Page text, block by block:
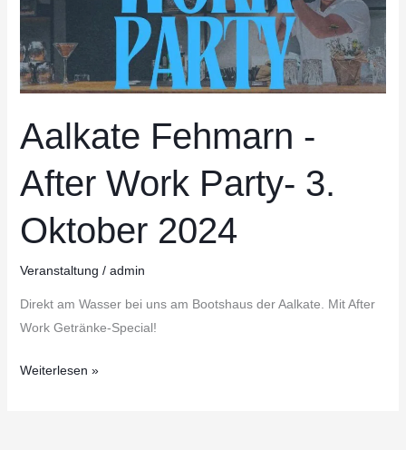
Aalkate Fehmarn -
After Work Party- 3.
Oktober 2024
Veranstaltung / admin
Direkt am Wasser bei uns am Bootshaus der Aalkate. Mit After
Work Getränke-Special!
Weiterlesen »